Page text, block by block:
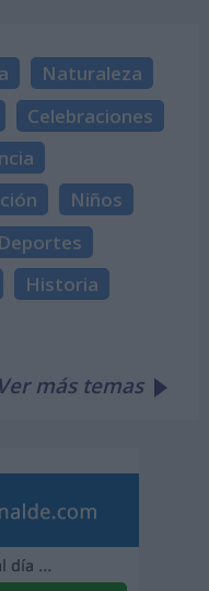
Naturaleza
Celebraciones
Niños
Deportes
Historia
Ver más temas